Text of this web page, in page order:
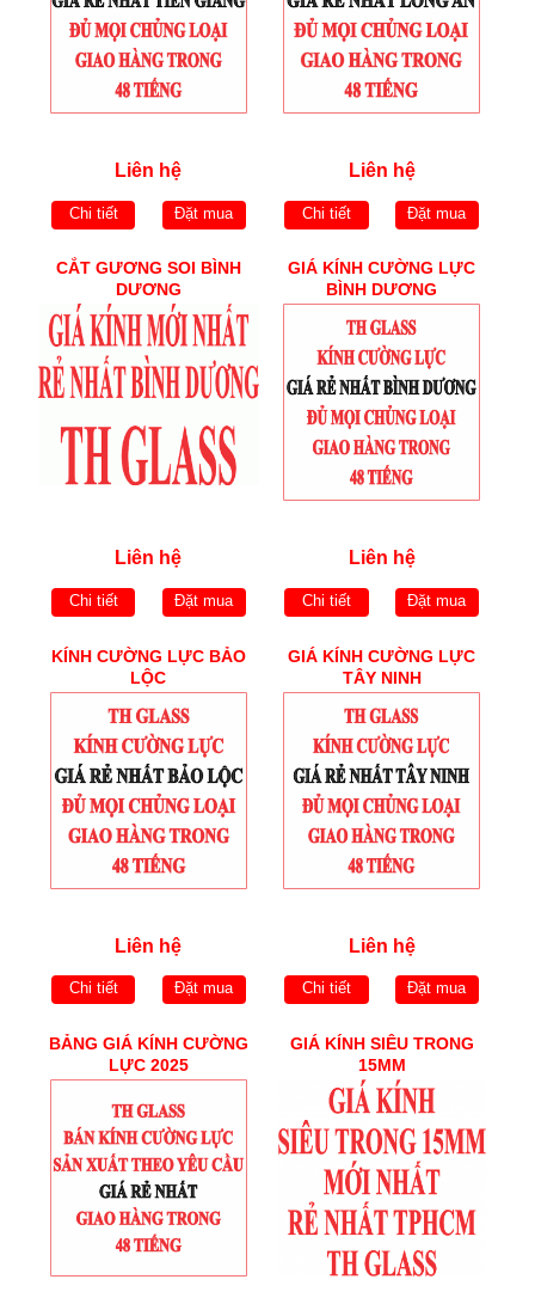
Liên hệ
Chi tiết Đặt mua
Liên hệ
Chi tiết Đặt mua
CẮT GƯƠNG SOI BÌNH
DƯƠNG
Liên hệ
Chi tiết Đặt mua
GIÁ KÍNH CƯỜNG LỰC
BÌNH DƯƠNG
Liên hệ
Chi tiết Đặt mua
KÍNH CƯỜNG LỰC BẢO
LỘC
Liên hệ
Chi tiết Đặt mua
GIÁ KÍNH CƯỜNG LỰC
TÂY NINH
Liên hệ
Chi tiết Đặt mua
BẢNG GIÁ KÍNH CƯỜNG
LỰC 2025
GIÁ KÍNH SIÊU TRONG
15MM